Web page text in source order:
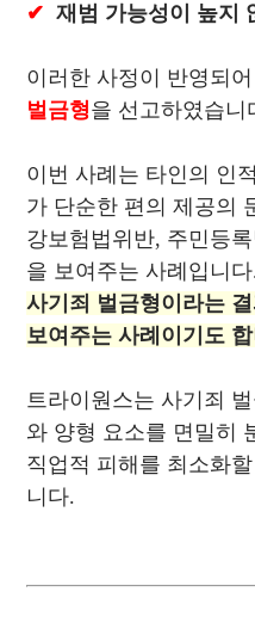
✔ 재범 가능성이 높지
이러한 사정이 반영되
벌금형을 선고하였습니
이번 사례는 타인의 인
가 단순한 편의 제공의
강보험법위반, 주민등
을 보여주는 사례입니
사기죄 벌금형이라는
보여주는 사례이기도
트라이원스는 사기죄
와 양형 요소를 면밀히
직업적 피해를 최소화
니다.